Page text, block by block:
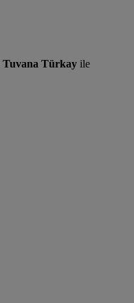
Tuvana Türkay ile